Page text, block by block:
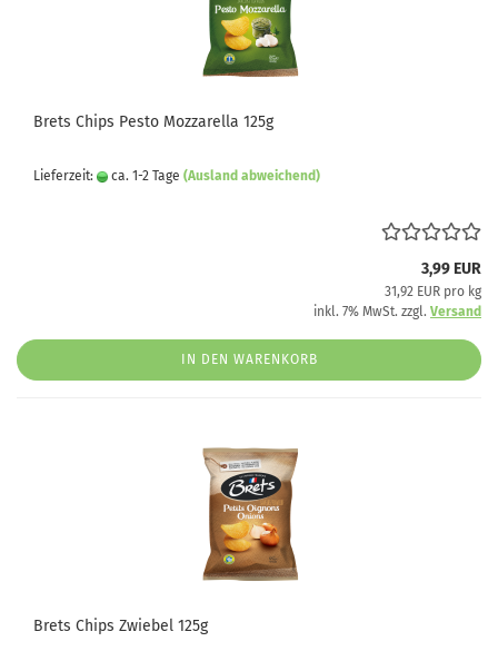
Brets Chips Pesto Mozzarella 125g
Lieferzeit: ca. 1-2 Tage (Ausland abweichend)
3,99 EUR
31,92 EUR pro kg
inkl. 7% MwSt. zzgl. Versand
IN DEN WARENKORB
Brets Chips Zwiebel 125g